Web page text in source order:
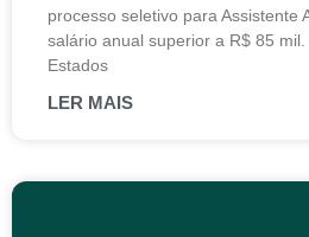
processo seletivo para Assistente
salário anual superior a R$ 85
Estados
LER MAIS